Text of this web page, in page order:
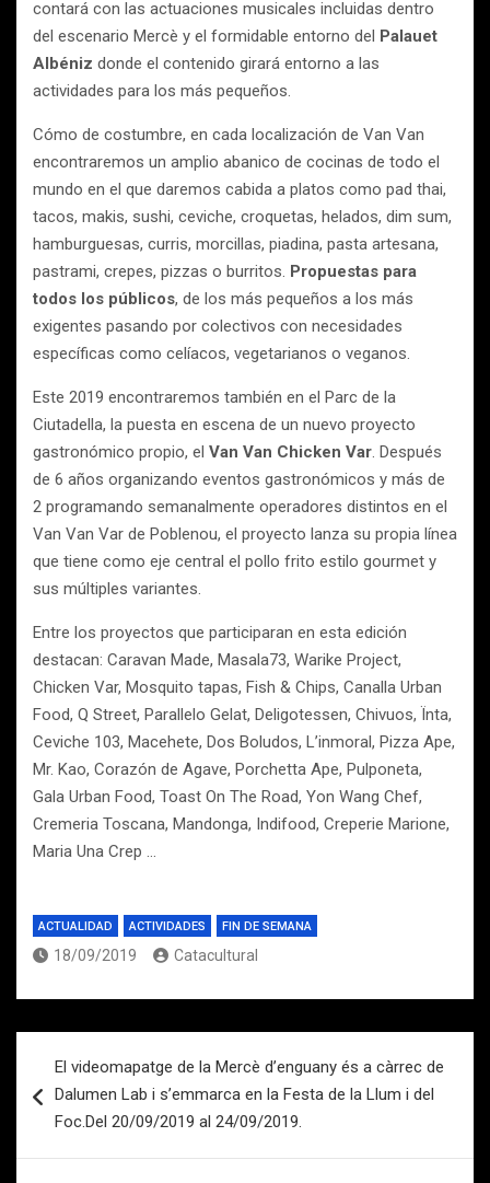
contará con las actuaciones musicales incluidas dentro
del escenario Mercè y el formidable entorno del Palauet
Albéniz donde el contenido girará entorno a las
actividades para los más pequeños.
Cómo de costumbre, en cada localización de Van Van
encontraremos un amplio abanico de cocinas de todo el
mundo en el que daremos cabida a platos como pad thai,
tacos, makis, sushi, ceviche, croquetas, helados, dim sum,
hamburguesas, curris, morcillas, piadina, pasta artesana,
pastrami, crepes, pizzas o burritos. Propuestas para
todos los públicos, de los más pequeños a los más
exigentes pasando por colectivos con necesidades
específicas como celíacos, vegetarianos o veganos.
Este 2019 encontraremos también en el Parc de la
Ciutadella, la puesta en escena de un nuevo proyecto
gastronómico propio, el Van Van Chicken Var. Después
de 6 años organizando eventos gastronómicos y más de
2 programando semanalmente operadores distintos en el
Van Van Var de Poblenou, el proyecto lanza su propia línea
que tiene como eje central el pollo frito estilo gourmet y
sus múltiples variantes.
Entre los proyectos que participaran en esta edición
destacan: Caravan Made, Masala73, Warike Project,
Chicken Var, Mosquito tapas, Fish & Chips, Canalla Urban
Food, Q Street, Parallelo Gelat, Deligotessen, Chivuos, Ïnta,
Ceviche 103, Macehete, Dos Boludos, L’inmoral, Pizza Ape,
Mr. Kao, Corazón de Agave, Porchetta Ape, Pulponeta,
Gala Urban Food, Toast On The Road, Yon Wang Chef,
Cremeria Toscana, Mandonga, Indifood, Creperie Marione,
Maria Una Crep …
ACTUALIDAD ACTIVIDADES FIN DE SEMANA
18/09/2019 Catacultural
de
entradas
El videomapatge de la Mercè d’enguany és a càrrec de
Dalumen Lab i s’emmarca en la Festa de la Llum i del
Foc.Del 20/09/2019 al 24/09/2019.